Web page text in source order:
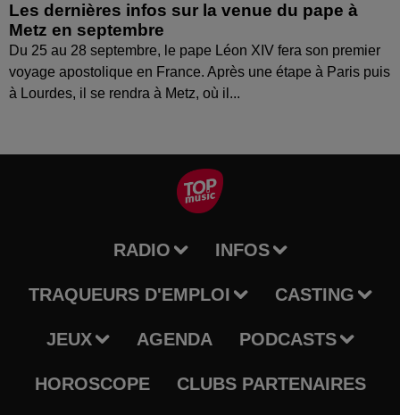
Les dernières infos sur la venue du pape à
Metz en septembre
Du 25 au 28 septembre, le pape Léon XIV fera son premier
voyage apostolique en France. Après une étape à Paris puis
à Lourdes, il se rendra à Metz, où il...
RADIO INFOS
TRAQUEURS D'EMPLOI CASTING
JEUX AGENDA PODCASTS
HOROSCOPE CLUBS PARTENAIRES